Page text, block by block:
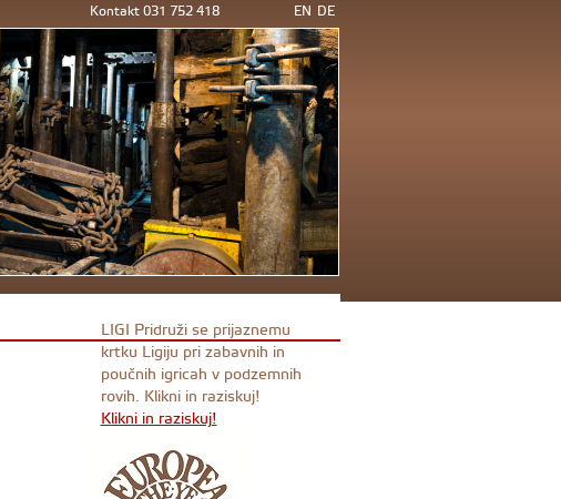
Kontakt 031 752 418 EN DE
LIGI Pridruži se prijaznemu
krtku Ligiju pri zabavnih in
poučnih igricah v podzemnih
rovih. Klikni in raziskuj!
Klikni in raziskuj!